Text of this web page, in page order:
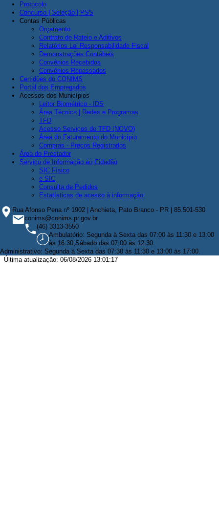
Protocolo
Concurso | Seleção | PSS
Contas Públicas
Orçamento
Contrato de Rateio e Aditivos
Relatórios Lei Responsabilidade Fiscal
Demonstrações Contábeis
Convênios Recebidos
Convênios Repassados
Certidões do CONIMS
Portal dos Empregados
Acessos dos Municípios
Leitor Biométrico - IDS
Área Técnica | Redes e Programas
TFD
Acesso Serviços de TFD (NOVO)
Área do Faturamento do Município
Compras - Preços Registrados
Área do Prestador
Serviço de Informação ao Cidadão
SIC Físico
e-SIC
Consulta de Pedidos
Estatísticas de acesso à informação
Rua Afonso Pena nº 1902 | Anchieta, Pato Branco - PR | 85.501-530
conims@conims.pr.gov.br
(46) 3313-3550
Ambulatório: Segunda à Sexta das 07:00 às 11:30 e 13:00
às 16:30,Sábado das 07:00 às 12:30.
Administrativo: Segunda à Sexta das 07:30 às 11:30 e 13:00 às 17:00.
Última atualização: 06/08/2026 13:01:17